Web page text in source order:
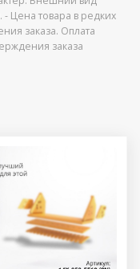
Цена товара в редких
заказа. Оплата
заказа